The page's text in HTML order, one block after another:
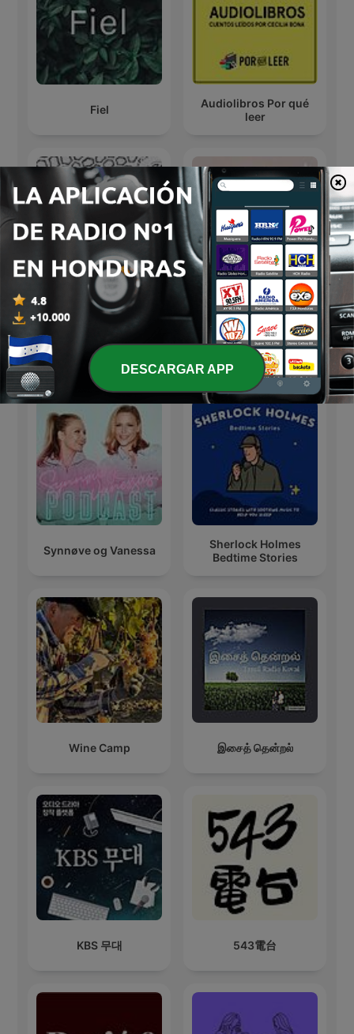
Fiel
Audiolibros Por qué
leer
Manuscritos Ocultos.
Club de Narradores
251
Más podcasts internacionales de Arte
Synnøve og Vanessa
Sherlock Holmes
Bedtime Stories
Wine Camp இசைத் தென்றல்
KBS 무대 543電台
DESCARGAR APP